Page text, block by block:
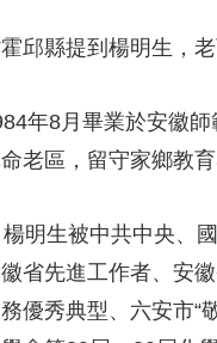
節目單 欄目 片庫
邱縣提到楊明生，
年8月畢業於安徽
老區，留守家鄉教
明生被中共中央、
省先進工作者、安
優秀典型、六安市“